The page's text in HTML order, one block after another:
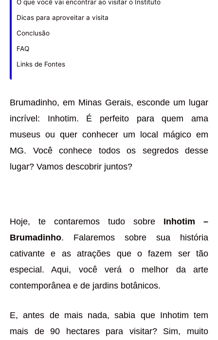
O que você vai encontrar ao visitar o Instituto
Dicas para aproveitar a visita
Conclusão
FAQ
Links de Fontes
Brumadinho, em Minas Gerais, esconde um lugar
incrível: Inhotim. É perfeito para quem ama
museus ou quer conhecer um local mágico em
MG. Você conhece todos os segredos desse
lugar? Vamos descobrir juntos?
Hoje, te contaremos tudo sobre Inhotim –
Brumadinho. Falaremos sobre sua história
cativante e as atrações que o fazem ser tão
especial. Aqui, você verá o melhor da arte
contemporânea e de jardins botânicos.
E, antes de mais nada, sabia que Inhotim tem
mais de 90 hectares para visitar? Sim, muito